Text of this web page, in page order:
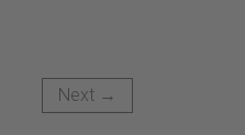
Next →